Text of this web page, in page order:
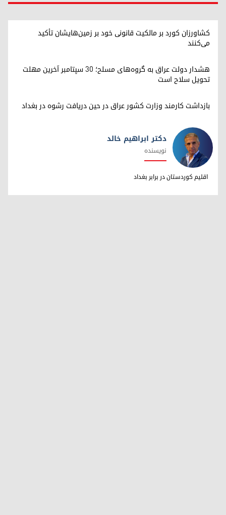
کشاورزان کورد بر مالکیت قانونی خود بر زمین‌هایشان تأکید
می‌کنند
هشدار دولت عراق به گروه‌های مسلح؛ ۳۰ سپتامبر آخرین مهلت
تحویل سلاح است
بازداشت کارمند وزارت کشور عراق در حین دریافت رشوه در بغداد
دکتر ابراهیم خالد
دکتر ابراهیم خالد
نویسنده
اقلیم کوردستان در برابر بغداد